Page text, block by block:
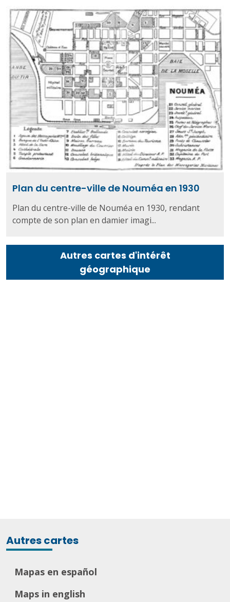
Plan du centre-ville de Nouméa en 1930
Plan du centre-ville de Nouméa en 1930, rendant
compte de son plan en damier imagi...
Autres cartes d'intérêt
géographique
Autres cartes
Mapas en español
Maps in english